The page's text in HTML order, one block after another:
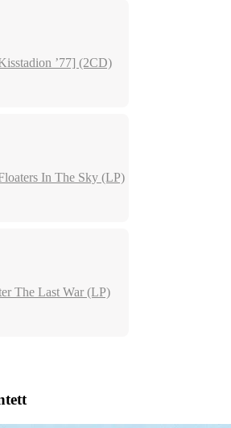
’77] (2CD)
In The Sky (LP)
The Last War (LP)